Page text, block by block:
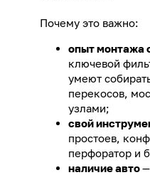
Почему это важно:
опыт монтажа
ключевой
умеют
перекосов,
узлами;
свой
простоев,
перфоратор и
наличие авто